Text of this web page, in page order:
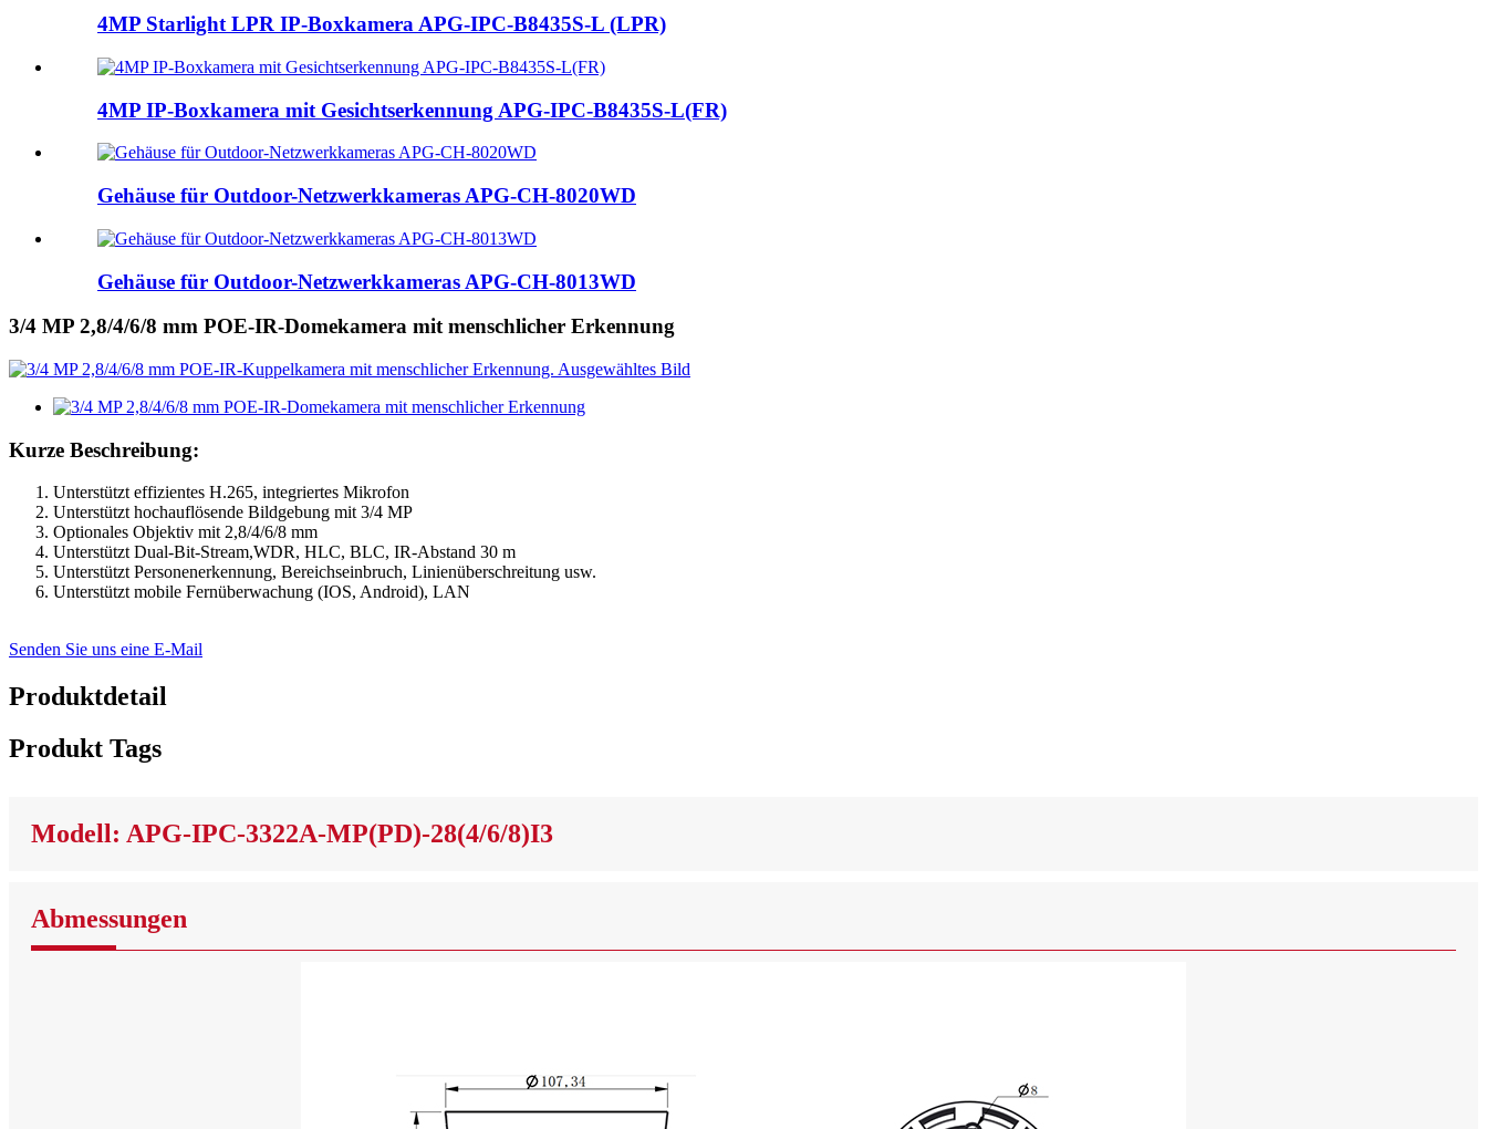
4MP Starlight LPR IP-Boxkamera APG-IPC-B8435S-L (LPR)
4MP IP-Boxkamera mit Gesichtserkennung APG-IPC-B8435S-L(FR)
Gehäuse für Outdoor-Netzwerkkameras APG-CH-8020WD
Gehäuse für Outdoor-Netzwerkkameras APG-CH-8013WD
3/4 MP 2,8/4/6/8 mm POE-IR-Domekamera mit menschlicher Erkennung
Kurze Beschreibung:
Unterstützt effizientes H.265, integriertes Mikrofon
Unterstützt hochauflösende Bildgebung mit 3/4 MP
Optionales Objektiv mit 2,8/4/6/8 mm
Unterstützt Dual-Bit-Stream,WDR, HLC, BLC, IR-Abstand 30 m
Unterstützt Personenerkennung, Bereichseinbruch, Linienüberschreitung usw.
Unterstützt mobile Fernüberwachung (IOS, Android), LAN
Senden Sie uns eine E-Mail
Produktdetail
Produkt Tags
Modell: APG-IPC-3322A-MP(PD)-28(4/6/8)I3
Abmessungen